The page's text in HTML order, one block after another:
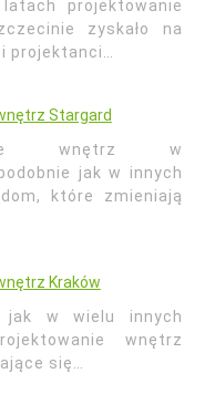
projektowanie
zyskało na
projektanci…
Stargard
wnętrz w
jak w innych
które zmieniają
Kraków
jak w wielu innych
wnętrz
się…